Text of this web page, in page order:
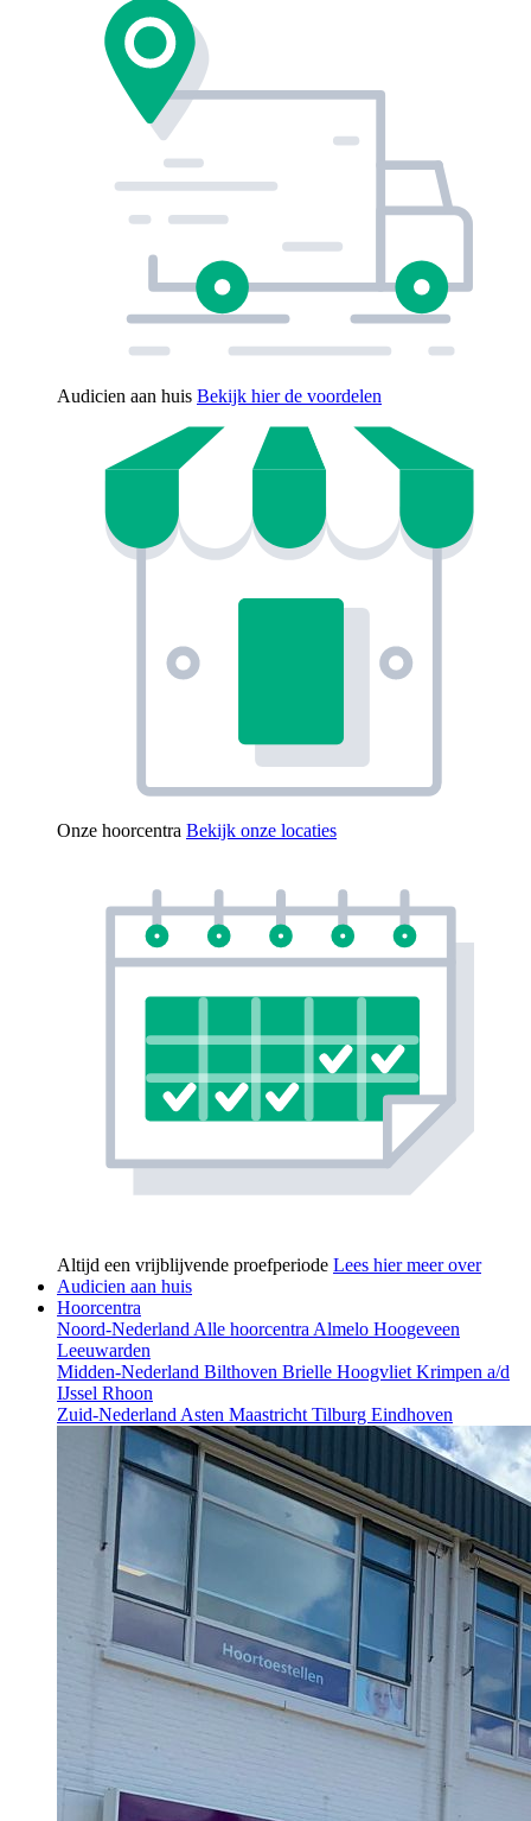
Audicien aan huis Bekijk hier de voordelen
Onze hoorcentra Bekijk onze locaties
Altijd een vrijblijvende proefperiode Lees hier meer over
Audicien aan huis
Hoorcentra
Noord-NederlandAlle hoorcentraAlmelo Hoogeveen
Leeuwarden
Midden-Nederland Bilthoven Brielle HoogvlietKrimpen a/d
IJssel Rhoon
Zuid-NederlandAsten MaastrichtTilburg Eindhoven